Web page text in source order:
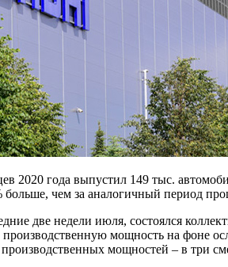
2020 года выпустил 149 тыс.
чем за аналогичный период
две недели июля, состоялся
мощность на фоне
производственных мощностей – в